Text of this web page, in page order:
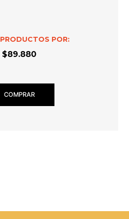
PRODUCTOS POR:
$89.880
COMPRAR